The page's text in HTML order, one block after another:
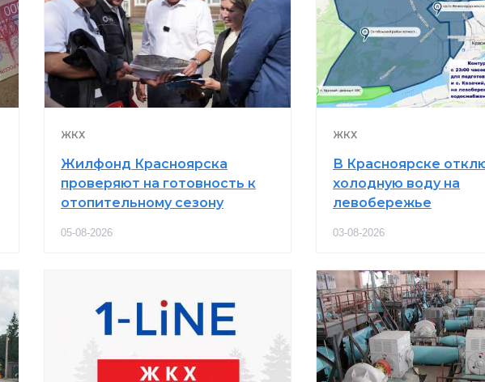
ЖКХ
Жилфонд Красноярска
проверяют на готовность к
отопительному сезону
05-08-2026
ЖКХ
В Красноярске
холодную воду на
левобережье
03-08-2026